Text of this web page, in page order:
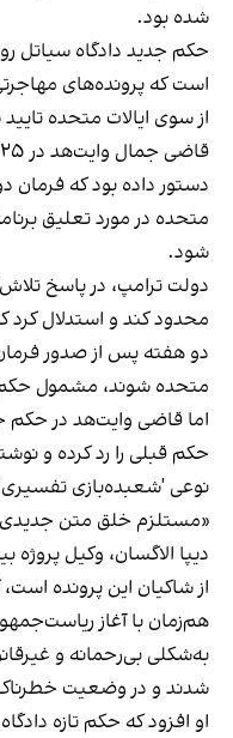
شده بود.
حکم جدید دادگاه سیاتل
است که پرونده‌های
از سوی ایالات متحده
دستور داده بود که فرمان
متحده در مورد تعلیق
شود.
دولت ترامپ، در پاسخ تلاش
متحده شوند، مشمول
اما قاضی وایت‌هد در حکم
حکم قبلی را رد کرده و
نوعی 'شعبده‌بازی تفسیری'
«مستلزم خلق متن جدیدی
دیپا الاگسان، وکیل پروژه
از شاکیان این پرونده
هم‌زمان با آغاز
به‌شکلی بی‌رحمانه و
شدند و در وضعیت
او افزود که حکم تازه